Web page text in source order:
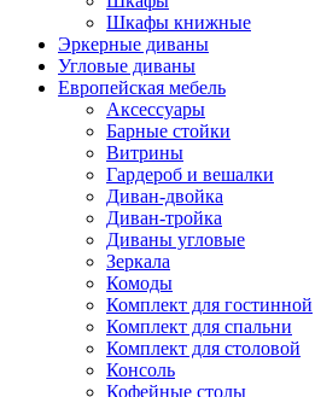
Шкафы книжные
Эркерные диваны
Угловые диваны
Европейская мебель
Аксессуары
Барные стойки
Витрины
Гардероб и вешалки
Диван-двойка
Диван-тройка
Диваны угловые
Зеркала
Комоды
Комплект для гостинной
Комплект для спальни
Комплект для столовой
Консоль
Кофейные столы